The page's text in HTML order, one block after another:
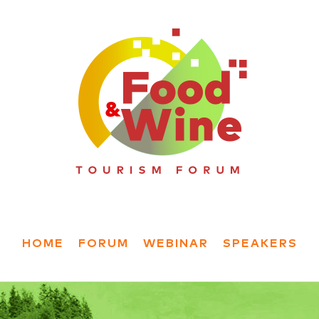
HOME FORUM WEBINAR SPEAKERS